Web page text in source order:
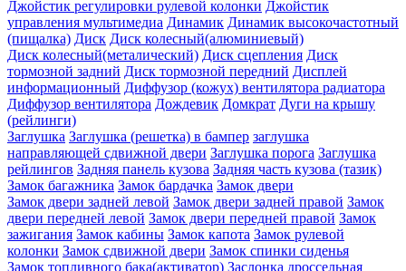
Джойстик регулировки рулевой колонки Джойстик
управления мультимедиа Динамик Динамик высокочастотный
(пищалка) Диск Диск колесный(алюминиевый)
Диск колесный(металический) Диск сцепления Диск
тормозной задний Диск тормозной передний Дисплей
информационный Диффузор (кожух) вентилятора радиатора
Диффузор вентилятора Дождевик Домкрат Дуги на крышу
(рейлинги)
Заглушка Заглушка (решетка) в бампер заглушка
направляющей сдвижной двери Заглушка порога Заглушка
рейлингов Задняя панель кузова Задняя часть кузова (тазик)
Замок багажника Замок бардачка Замок двери
Замок двери задней левой Замок двери задней правой Замок
двери передней левой Замок двери передней правой Замок
зажигания Замок кабины Замок капота Замок рулевой
колонки Замок сдвижной двери Замок спинки сиденья
Замок топливного бака(активатор) Заслонка дроссельная